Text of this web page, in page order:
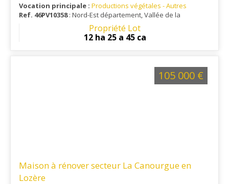
Vocation principale : Productions végétales - Autres
Ref. 46PV10358: Nord-Est département, Vallée de la
Propriété Lot
12 ha 25 a 45 ca
Maison à rénover secteur La Canourgue en
Lozère
105 000 €